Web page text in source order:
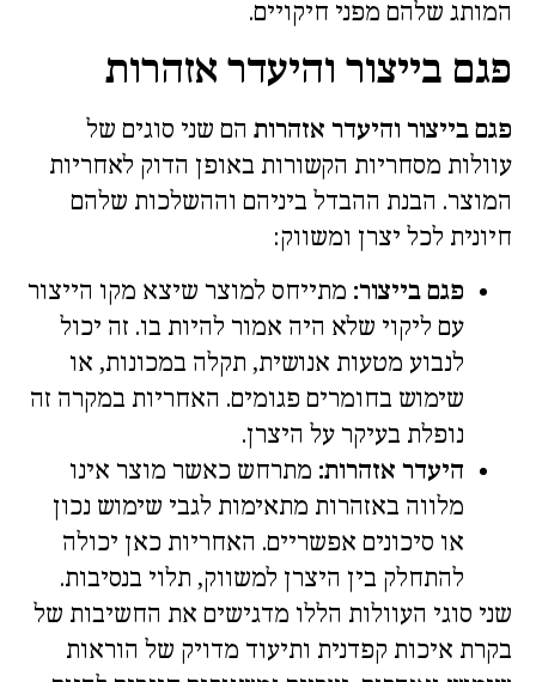
המותג שלהם מפני חיקויים.
פגם בייצור והיעדר אזהרות
פגם בייצור והיעדר אזהרות הם שני סוגים של
עוולות מסחריות הקשורות באופן הדוק לאחריות
המוצר. הבנת ההבדל ביניהם וההשלכות שלהם
חיונית לכל יצרן ומשווק:
פגם בייצור: מתייחס למוצר שיצא מקו הייצור
עם ליקוי שלא היה אמור להיות בו. זה יכול
לנבוע מטעות אנושית, תקלה במכונות, או
שימוש בחומרים פגומים. האחריות במקרה זה
נופלת בעיקר על היצרן.
היעדר אזהרות: מתרחש כאשר מוצר אינו
מלווה באזהרות מתאימות לגבי שימוש נכון
או סיכונים אפשריים. האחריות כאן יכולה
להתחלק בין היצרן למשווק, תלוי בנסיבות.
שני סוגי העוולות הללו מדגישים את החשיבות של
בקרת איכות קפדנית ותיעוד מדויק של הוראות